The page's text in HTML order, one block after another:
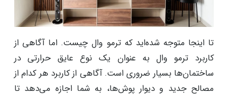
تا اینجا متوجه شده‌اید که ترمو وال چیست. اما آگاهی از
کاربرد ترمو وال به عنوان یک نوع عایق حرارتی در
ساختمان‌ها بسیار ضروری است. آگاهی از کاربرد هر کدام از
مصالح جدید و دیوار پوش‌ها، به شما اجازه می‌دهد تا